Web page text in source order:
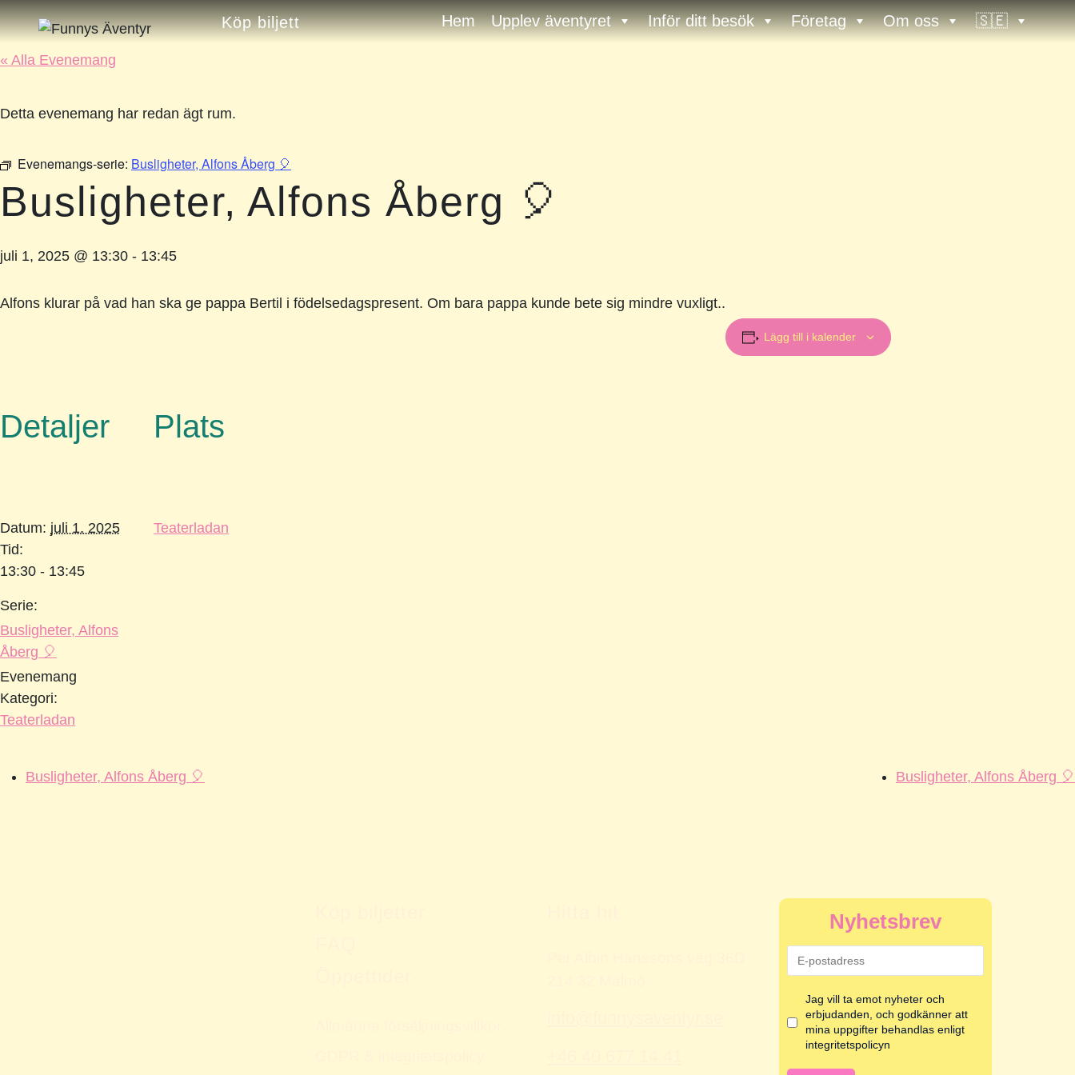
Köp biljett Hem Upplev äventyret Inför ditt besök Företag Om oss 🇸🇪
« Alla Evenemang
Detta evenemang har redan ägt rum.
Evenemangs-serie: Busligheter, Alfons Åberg 🎈
Busligheter, Alfons Åberg 🎈
juli 1, 2025 @ 13:30 - 13:45
Alfons klurar på vad han ska ge pappa Bertil i födelsedagspresent. Om bara pappa kunde bete sig mindre vuxligt..
Lägg till i kalender
Detaljer
Datum: juli 1, 2025
Tid:
13:30 - 13:45
Serie:
Busligheter, Alfons
Åberg 🎈
Evenemang
Kategori:
Teaterladan
Plats
Teaterladan
Busligheter, Alfons Åberg 🎈 Busligheter, Alfons Åberg 🎈
Nyhetsbrev
Jag vill ta emot nyheter och
erbjudanden, och godkänner att
mina uppgifter behandlas enligt
integritetspolicyn